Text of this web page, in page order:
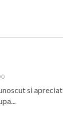
si apreciat